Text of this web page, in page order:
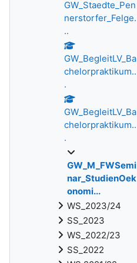
GW_Staedte_Pen
nerstorfer_Felge.
..
GW_BegleitLV_Ba
chelorpraktikum..
.
GW_BegleitLV_Ba
chelorpraktikum..
.
GW_M_FWSemi
nar_StudienOek
onomi...
WS_2023/24
SS_2023
WS_2022/23
SS_2022